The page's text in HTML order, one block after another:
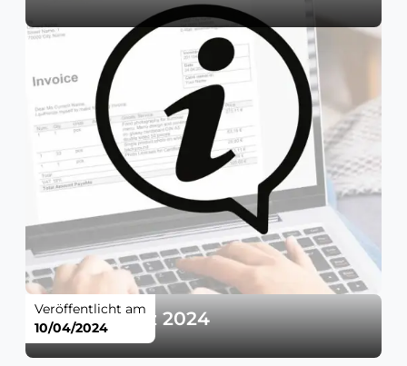
Grouss Botz 2024
Veröffentlicht am
10/04/2024